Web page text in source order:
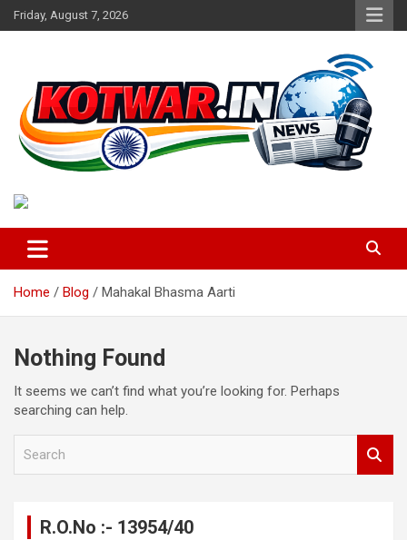
Skip
to
Friday, August 7, 2026
kotwar.in
Home Blog Mahakal Bhasma Aarti
Nothing Found
It seems we can’t find what you’re looking for. Perhaps
searching can help.
R.O.No :- 13954/40